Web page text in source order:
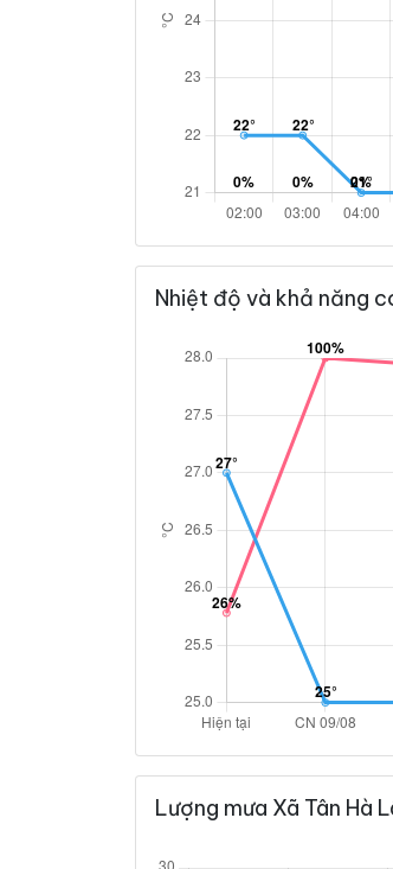
Nhiệt độ và khả năng
Lượng mưa Xã Tân Hà